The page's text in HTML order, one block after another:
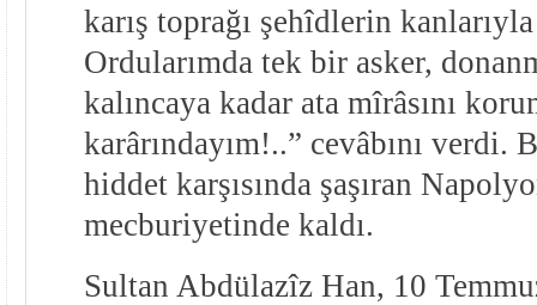
karış toprağı şehîdlerin
Ordularımda tek bir asker,
kalıncaya kadar ata mîrâsını
karârındayım!..” cevâbını verdi.
hiddet karşısında şaşıran
mecburiyetinde kaldı.
Sultan Abdülazîz Han, 10